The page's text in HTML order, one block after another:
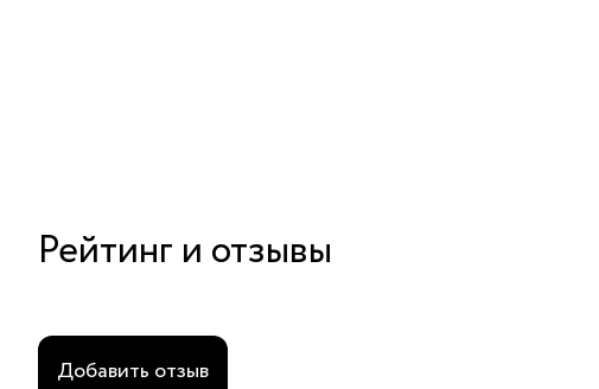
Рейтинг и отзывы
Добавить отзыв